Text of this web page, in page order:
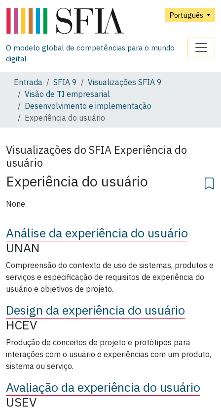
Português
O modelo global de competências para o mundo
digital
Entrada SFIA 9
Visualizações SFIA 9
Visão de TI empresarial
Desenvolvimento e implementação
Experiência do usuário
Visualizações do SFIA Experiência do
usuário
Experiência do usuário
None
Análise da experiência do usuário
UNAN
Compreensão do contexto de uso de sistemas, produtos e
serviços e especificação de requisitos de experiência do
usuário e objetivos de projeto.
Design da experiência do usuário
HCEV
Produção de conceitos de projeto e protótipos para
interações com o usuário e experiências com um produto,
sistema ou serviço.
Avaliação da experiência do usuário
USEV